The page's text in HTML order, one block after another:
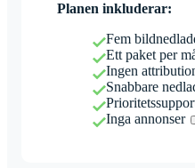
Planen inkluderar:
Fem
Ett paket per
Ingen
Snabbare
Inga annonser